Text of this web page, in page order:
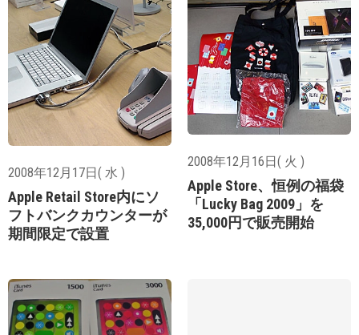
2008年12月17日( 水 )
Apple Retail Store内にソ
フトバンクカウンターが
期間限定で設置
2008年12月16日( 火 )
Apple Store、恒例の福袋
「Lucky Bag 2009」を
35,000円で販売開始